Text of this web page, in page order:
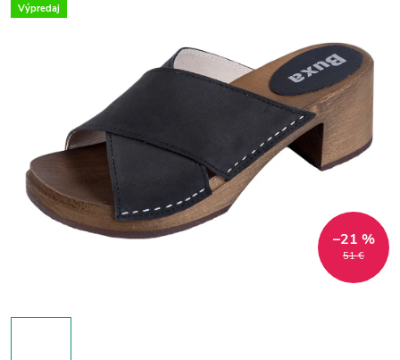
Výpredaj
51 €
–21 %